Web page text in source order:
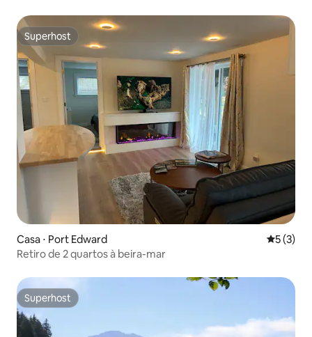
Superhost
Superhost
Casa ⋅ Port Edward 5 de
5 (3)
Retiro de 2 quartos à beira-mar
Superhost
Superhost